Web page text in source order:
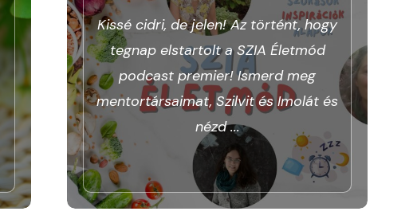
Kissé cidri, de jelen! Az történt, hogy
tegnap elstartolt a SZIA Életmód
podcast premier! Ismerd meg
mentortársaimat, Szilvit és Imolát és
nézd...